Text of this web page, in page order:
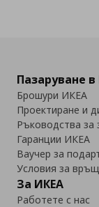
Пазаруване
Брошури ИКЕА
Проектиране и
Ръководства за
Гаранции ИКЕА
Ваучер за
Условия за
За ИКЕА
Работете с нас